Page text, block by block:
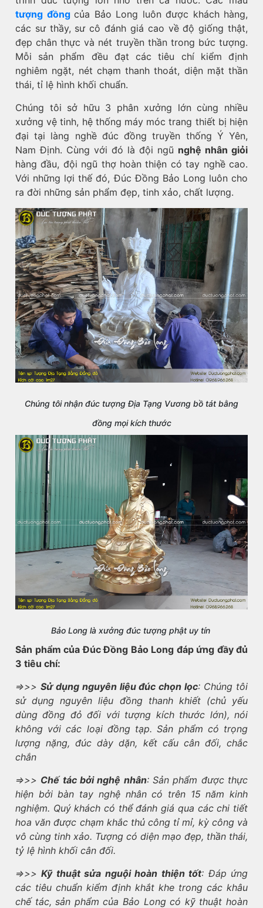
tượng đồng của Bảo Long luôn được khách hàng,
các sư thầy, sư cô đánh giá cao về độ giống thật,
đẹp chân thực và nét truyền thần trong bức tượng.
Mỗi sản phẩm đều đạt các tiêu chí kiểm định
nghiêm ngặt, nét chạm thanh thoát, diện mặt thần
thái, tỉ lệ hình khối chuẩn.
Chúng tôi sở hữu 3 phân xưởng lớn cùng nhiều
xưởng vệ tinh, hệ thống máy móc trang thiết bị hiện
đại tại làng nghề đúc đồng truyền thống Ý Yên,
Nam Định. Cùng với đó là đội ngũ nghệ nhân giỏi
hàng đầu, đội ngũ thợ hoàn thiện có tay nghề cao.
Với những lợi thế đó, Đúc Đồng Bảo Long luôn cho
ra đời những sản phẩm đẹp, tinh xảo, chất lượng.
Chúng tôi nhận đúc tượng Địa Tạng Vương bồ tát bằng
đồng mọi kích thước
Bảo Long là xưởng đúc tượng phật uy tín
Sản phẩm của Đúc Đồng Bảo Long đáp ứng đầy đủ
3 tiêu chí:
=>>> Sử dụng nguyên liệu đúc chọn lọc: Chúng tôi
sử dụng nguyên liệu đồng thanh khiết (chủ yếu
dùng đồng đỏ đối với tượng kích thước lớn), nói
không với các loại đồng tạp. Sản phẩm có trọng
lượng nặng, đúc dày dặn, kết cấu cân đối, chắc
chắn
=>>> Chế tác bởi nghệ nhân: Sản phẩm được thực
hiện bởi bàn tay nghệ nhân có trên 15 năm kinh
nghiệm. Quý khách có thể đánh giá qua các chi tiết
hoa văn được chạm khắc thủ công tỉ mỉ, kỳ công và
vô cùng tinh xảo. Tượng có diện mạo đẹp, thần thái,
tỷ lệ hình khối cân đối.
=>>>Kỹ thuật sửa nguội hoàn thiện tốt: Đáp ứng
các tiêu chuẩn kiểm định khắt khe trong các khâu
chế tác, sản phẩm của Bảo Long có kỹ thuật hoàn